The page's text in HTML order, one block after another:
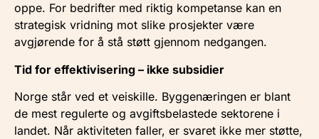
oppe. For bedrifter med riktig kompetanse kan en
strategisk vridning mot slike prosjekter være
avgjørende for å stå støtt gjennom nedgangen.
Tid for effektivisering – ikke subsidier
Norge står ved et veiskille. Byggenæringen er blant
de mest regulerte og avgiftsbelastede sektorene i
landet. Når aktiviteten faller, er svaret ikke mer støtte,